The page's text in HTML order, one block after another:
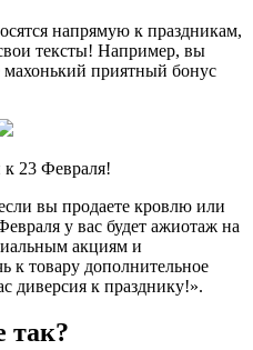
напрямую к праздникам,
тексты! Например, вы
махонький приятный бонус
23 Февраля!
вы продаете кровлю или
у вас будет ажиотаж на
акциям и
к товару дополнительное
к празднику!».
так?